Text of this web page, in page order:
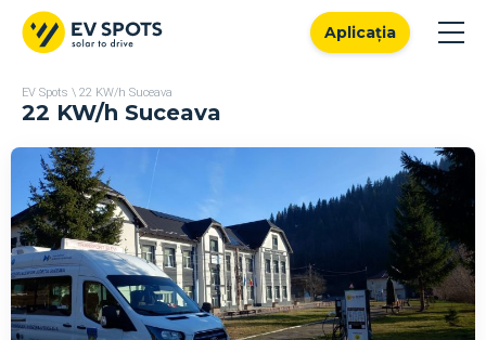
Aplicația
EV Spots \ 22 KW/h Suceava
22 KW/h Suceava